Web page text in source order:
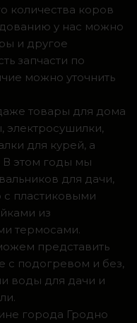
количества коров
у нас можно
и другое
запчасти по
можно уточнить
товары для дома
электросушилки,
для курей, а
В этом годы мы
для дачи,
с пластиковыми
из
термосами.
представить
с подогревом и без,
воды для дачи и
города Гродно